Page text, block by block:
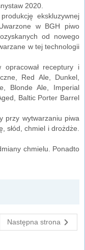
2020.
ekskluzywnej
w BGH piwo
od nowego
w tej technologii
opracował receptury i
Red Ale, Dunkel,
Blonde Ale, Imperial
Baltic Porter Barrel
przy wytwarzaniu piwa
słód, chmiel i drożdże.
chmielu. Ponadto
Następna strona